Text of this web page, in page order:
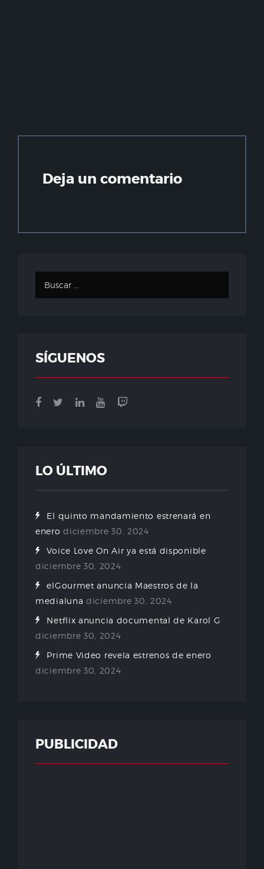
Deja un comentario
SÍGUENOS
LO ÚLTIMO
El quinto mandamiento estrenará en
enero diciembre 30, 2024
Voice Love On Air ya está disponible
diciembre 30, 2024
elGourmet anuncia Maestros de la
medialuna diciembre 30, 2024
Netflix anuncia documental de Karol G
diciembre 30, 2024
Prime Video revela estrenos de enero
diciembre 30, 2024
PUBLICIDAD